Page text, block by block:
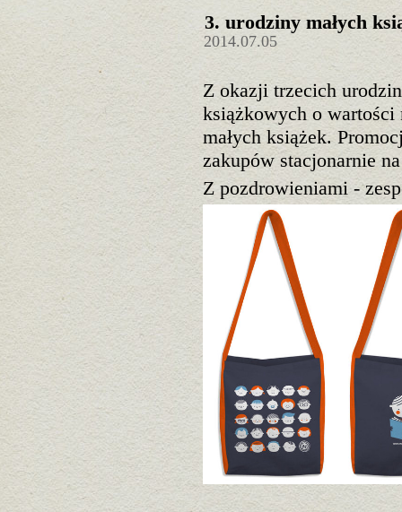
3. urodziny małych
2014.07.05
Z okazji trzecich
książkowych o wartości
małych książek.
zakupów stacjonarnie
Z pozdrowieniami -